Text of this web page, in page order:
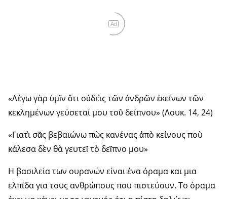
Ad
«Λέγω γὰρ ὑμῖν ὅτι οὐδεὶς τῶν ἀνδρῶν ἐκείνων τῶν
κεκλημένων γεύσεταί μου τοῦ δείπνου» (Λουκ. 14, 24)
«Γιατὶ σᾶς βεβαιώνω πὼς κανένας ἀπὸ κείνους ποὺ
κάλεσα δὲν θὰ γευτεῖ τὸ δεῖπνο μου»
Η βασιλεία των ουρανών είναι ένα όραμα και μια
ελπίδα για τους ανθρώπους που πιστεύουν. Το όραμα